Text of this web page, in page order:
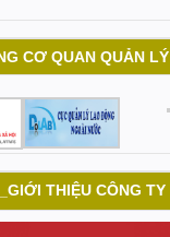
CƠ QUAN QUẢN LÝ
THIỆU CÔNG TY